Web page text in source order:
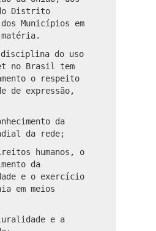
Distrito
Municípios em
do uso
no Brasil tem
o respeito
de expressão,
da
da rede;
humanos, o
da
e o exercício
em meios
e a